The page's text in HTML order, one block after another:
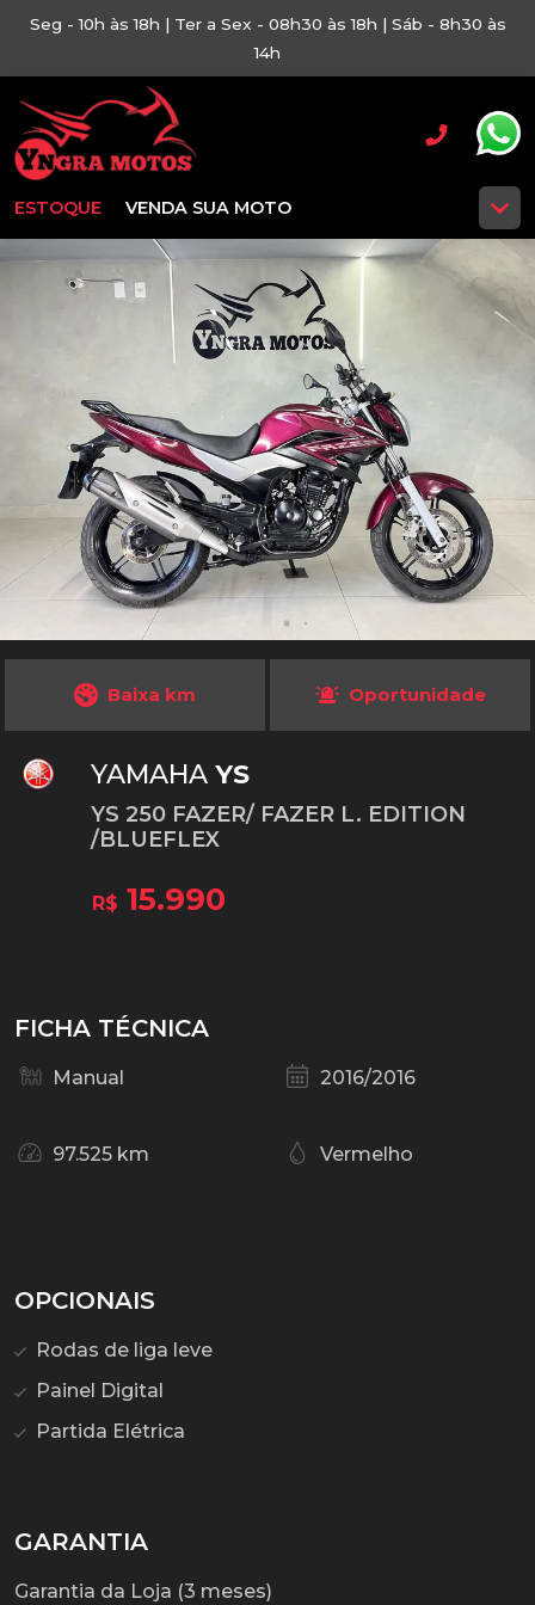
Seg - 10h às 18h | Ter a Sex - 08h30 às 18h | Sáb - 8h30 às
14h
ESTOQUE VENDA SUA MOTO
Baixa km Oportunidade
YAMAHA YS
YS 250 FAZER/ FAZER L. EDITION
/BLUEFLEX
R$ 15.990
FICHA TÉCNICA
Manual 2016/2016
97.525 km Vermelho
OPCIONAIS
Rodas de liga leve
Painel Digital
Partida Elétrica
GARANTIA
Garantia da Loja (3 meses)